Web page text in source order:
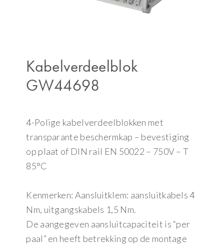
Kabelverdeelblok
GW44698
4-Polige kabelverdeelblokken met
transparante beschermkap – bevestiging
op plaat of DIN rail EN 50022 – 750V – T
85°C
Kenmerken: Aansluitklem: aansluitkabels 4
Nm, uitgangskabels 1,5 Nm.
De aangegeven aansluitcapaciteit is “per
paal” en heeft betrekking op de montage